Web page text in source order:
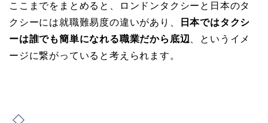
ここまでをまとめると、ロンドンタクシーと日本のタ
クシーには就職難易度の違いがあり、
日本ではタクシ
ーは誰でも簡単になれる職業だから底辺、というイメ
ージに繋がっていると考えられます。